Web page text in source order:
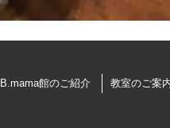
B.mama館のご紹介 教室のご案